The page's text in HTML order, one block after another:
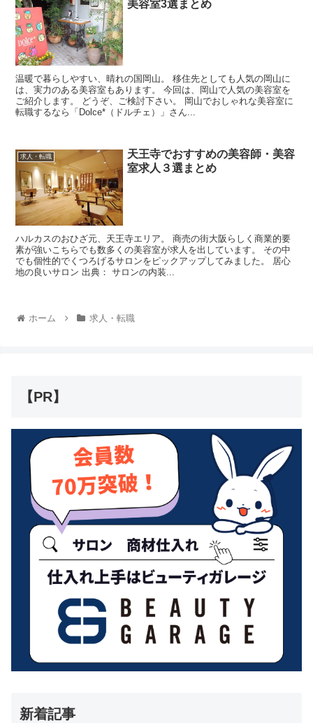
美容室3選まとめ
温暖で暮らしやすい、晴れの国岡山。 移住先としても人気の岡山に
は、実力のある美容室もあります。 今回は、岡山で人気の美容室を
ご紹介します。 どうぞ、ご検討下さい。 岡山でおしゃれな美容室に
転職するなら「Dolce*（ドルチェ）」さん...
求人・転職
天王寺でおすすめの美容師・美容
室求人３選まとめ
ハルカスのおひざ元、天王寺エリア。 商売の街大阪らしく商業的要
素が強いこちらでも数多くの美容室が求人を出しています。 その中
でも個性的でくつろげるサロンをピックアップしてみました。 居心
地の良いサロン 出典： サロンの内装...
ホーム 求人・転職
【PR】
新着記事